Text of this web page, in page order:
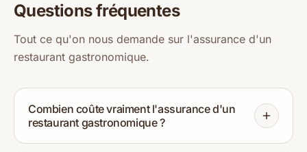
Questions fréquentes
Tout ce qu'on nous demande sur l'assurance d'un
restaurant gastronomique.
Combien coûte vraiment l'assurance d'un
restaurant gastronomique ?